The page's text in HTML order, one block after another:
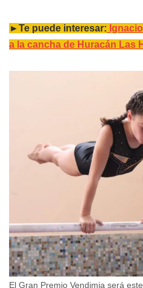
►Te puede interesar:
a la cancha de Huracán Las
El Gran Premio Vendimia será